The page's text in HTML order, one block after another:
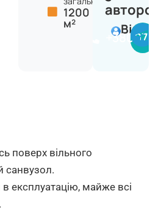
1200
м² Віктор
поверх вільного
санвузол.
експлуатацію, майже всі